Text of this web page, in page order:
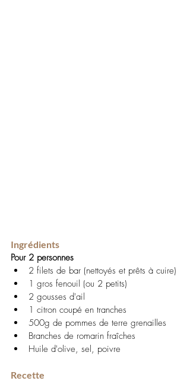
Ingrédients
Pour 2 personnes
2 filets de bar (nettoyés et prêts à cuire)
1 gros fenouil (ou 2 petits)
2 gousses d'ail
1 citron coupé en tranches
500g de pommes de terre grenailles
Branches de romarin fraîches
Huile d'olive, sel, poivre
Recette